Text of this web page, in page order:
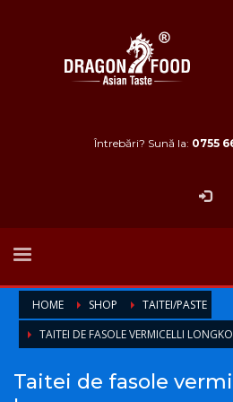
Întrebări? Sună la: 0755
HOME SHOP
TAITEI/PASTE
TAITEI DE FASOLE VERMICELLI
Taitei de fasole